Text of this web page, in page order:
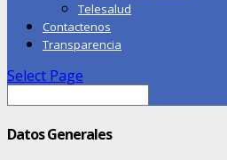
Telesalud
Contactenos
Transparencia
Select Page
Datos Generales